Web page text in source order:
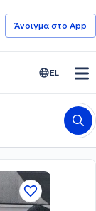
Άνοιγμα στο App
EL